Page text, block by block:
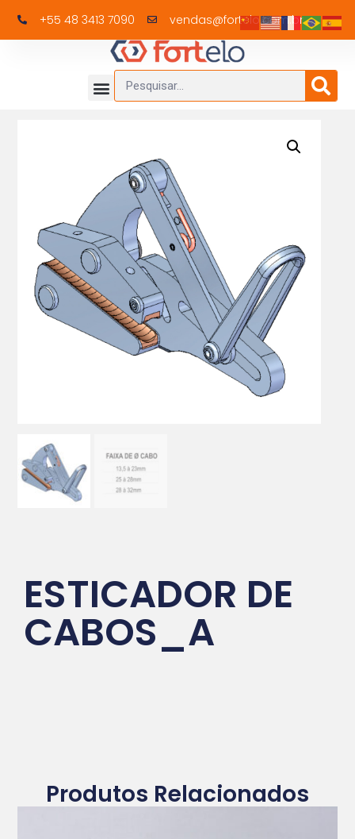
+55 48 3413 7090 vendas@fortelo.com.br
ESTICADOR DE
CABOS_A
Produtos Relacionados